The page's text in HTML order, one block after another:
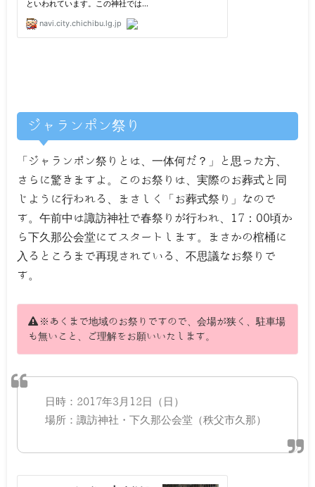
ジャランポン祭り
「ジャランポン祭りとは、一体何だ？」と思った方、
さらに驚きますよ。このお祭りは、実際のお葬式と同
じように行われる、まさしく「お葬式祭り」なので
す。午前中は諏訪神社で春祭りが行われ、17：00頃か
ら下久那公会堂にてスタートします。まさかの棺桶に
入るところまで再現されている、不思議なお祭りで
す。
※あくまで地域のお祭りですので、会場が狭く、駐車場
も無いこと、ご理解をお願いいたします。
日時：2017年3月12日（日）
場所：諏訪神社・下久那公会堂（秩父市久那）